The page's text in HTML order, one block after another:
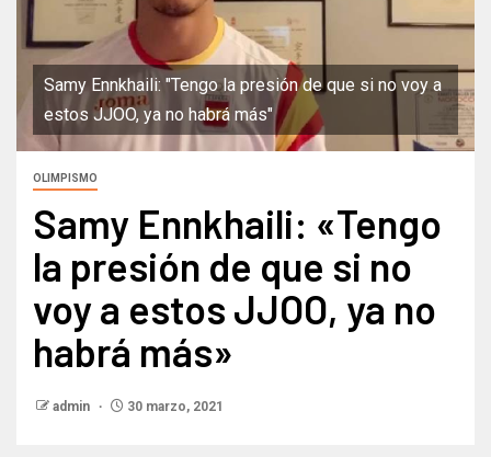
Samy Ennkhaili: "Tengo la presión de que si no voy a
estos JJOO, ya no habrá más"
OLIMPISMO
Samy Ennkhaili: «Tengo
la presión de que si no
voy a estos JJOO, ya no
habrá más»
admin 30 marzo, 2021